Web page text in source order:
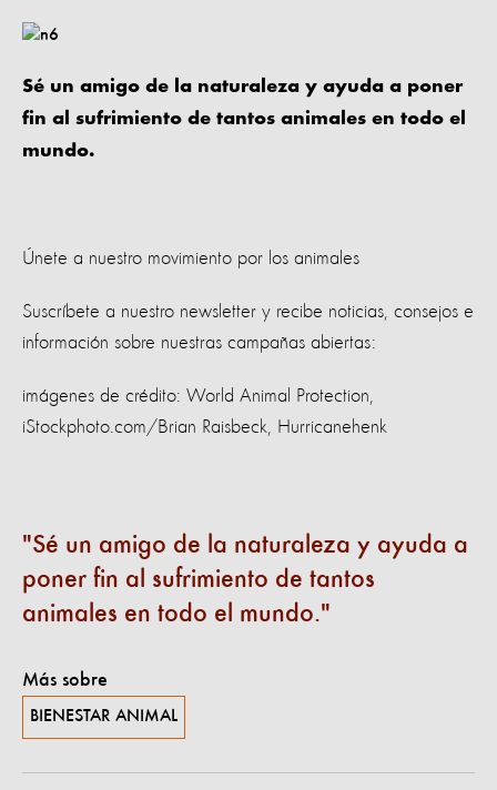
Sé un amigo de la naturaleza y ayuda a poner
fin al sufrimiento de tantos animales en todo el
mundo.
Únete a nuestro movimiento por los animales
Suscríbete a nuestro newsletter y recibe noticias, consejos e
información sobre nuestras campañas abiertas:
imágenes de crédito: World Animal Protection,
iStockphoto.com/Brian Raisbeck, Hurricanehenk
Sé un amigo de la naturaleza y ayuda a
poner fin al sufrimiento de tantos
animales en todo el mundo.
Más sobre
BIENESTAR ANIMAL